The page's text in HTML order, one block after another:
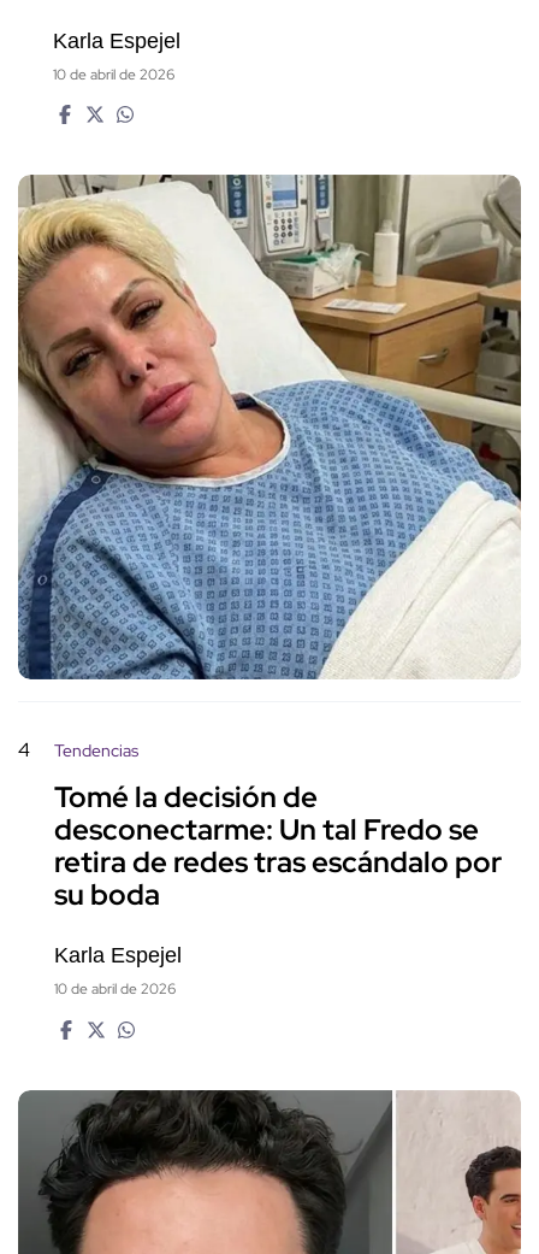
Karla Espejel
10 de abril de 2026
4 Tendencias
Tomé la decisión de
desconectarme: Un tal Fredo se
retira de redes tras escándalo por
su boda
Karla Espejel
10 de abril de 2026